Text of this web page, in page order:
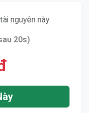
nguyên này
20s)